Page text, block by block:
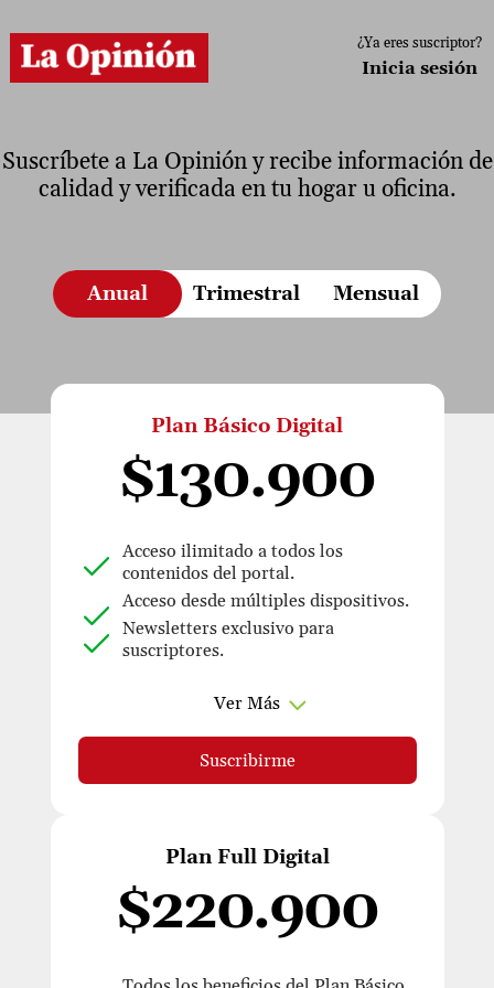
¿Ya eres suscriptor?
Inicia sesión
Suscríbete a La Opinión y recibe información de
calidad y verificada en tu hogar u oficina.
Anual Trimestral Mensual
Plan Full Digital
$220.900
Plan Básico Digital
$130.900
Acceso ilimitado a todos los
contenidos del portal.
Acceso desde múltiples dispositivos.
Newsletters exclusivo para
suscriptores.
Ver Más
Suscribirme